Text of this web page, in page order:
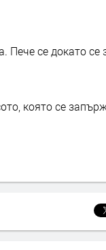
Пече се докато се
която се